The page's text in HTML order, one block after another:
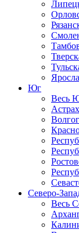
Юг
Весь
Северо-
Весь